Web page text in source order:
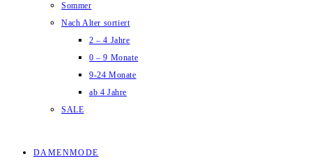
Sommer
Nach Alter sortiert
2 – 4 Jahre
0 – 9 Monate
9-24 Monate
ab 4 Jahre
SALE
DAMENMODE